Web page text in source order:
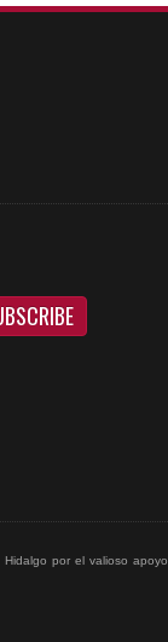
por el valioso apoyo